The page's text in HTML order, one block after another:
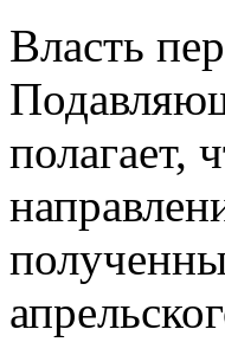
Власть
полагает,